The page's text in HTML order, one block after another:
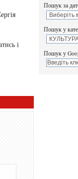
і
Пошук за
Пошук у
Пошук у